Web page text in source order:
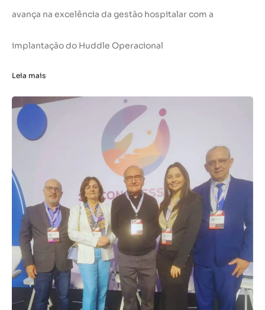
avança na excelência da gestão hospitalar com a
implantação do Huddle Operacional
Leia mais